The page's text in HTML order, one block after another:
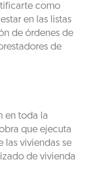
como
en las listas
de órdenes de
de
en toda la
que ejecuta
las viviendas se
de vivienda